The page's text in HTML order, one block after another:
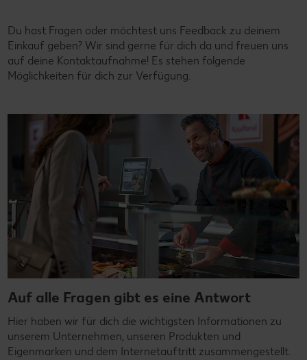
Du hast Fragen oder möchtest uns Feedback zu deinem
Einkauf geben? Wir sind gerne für dich da und freuen uns
auf deine Kontaktaufnahme! Es stehen folgende
Möglichkeiten für dich zur Verfügung.
Auf alle Fragen gibt es eine Antwort
Hier haben wir für dich die wichtigsten Informationen zu
unserem Unternehmen, unseren Produkten und
Eigenmarken und dem Internetauftritt zusammengestellt.